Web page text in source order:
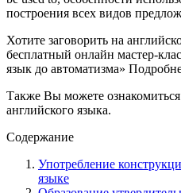
построения всех видов
Хотите заговорить на
бесплатный онлайн мастер-
язык до автоматизма»
Также Вы можете
английского языка.
Содержание
Употребление
языке